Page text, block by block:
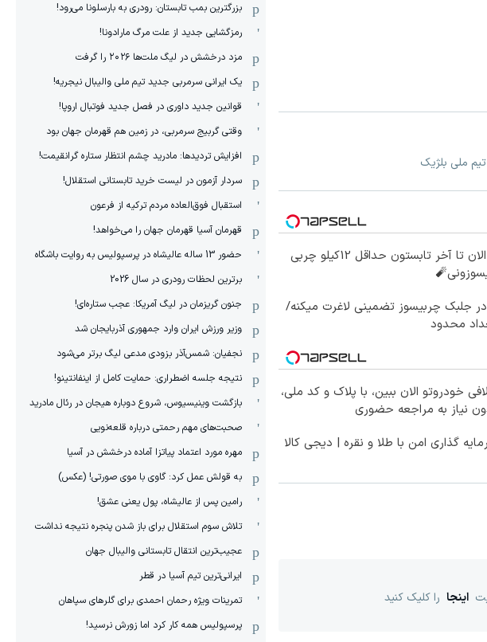
ملی بلژیک
از الان تا آخر تابستون حداقل 12کیلو چربی
جلبک چربیسوز تضمینی لاغرت میکنه/
محدود
خودروتو الان ببین، با پلاک و کد ملی،
نیاز به مراجعه حضوری
گذاری امن با طلا و نقره | دیجی کالا
اینجا را کلیک کنید
بزرگترین بمب تابستان: رودری به بارسلونا می‌رود!
رمزگشایی جدید از علت مرگ مارادونا!
مزد درخشش در لیگ ملت‌ها ٢٠٢۶ را گرفت
یک ایرانی سرمربی جدید تیم ملی والیبال نیجریه!
قوانین جدید داوری در فصل جدید فوتبال اروپا!
وقتی گربیج سرمربی، در زمین هم قهرمان جهان بود
افزایش تردیدها: مادرید چشم انتظار ستاره گرانقیمت!
سردار آزمون در لیست خرید تابستانی استقلال!
استقبال فوق‌‌العاده مردم ترکیه از فرعون
قهرمان آسیا قهرمان جهان را می‌خواهد!
حضور 13 ساله عالیشاه در پرسپولیس به روایت باشگاه
برترین لحظات رودری در سال 2026
جنون گریزمان در لیگ آمریکا: عجب ستاره‌ای!
وزیر ورزش ایران وارد جمهوری آذربایجان شد
نجفیان: شمس‌آذر بزودی مدعی لیگ برتر می‌شود
نتیجه جلسه اضطراری: حمایت کامل از اینفانتینو!
بازگشت وینیسیوس، شروع دوباره هیجان در رئال مادرید
صحبت‌های مهم رحمتی درباره قلعه‌نویی
مهره مورد اعتماد پیاتزا آماده درخشش در آسیا
به قولش عمل کرد: گاوی با موی صورتی! (عکس)
رامین پس از عالیشاه، پول یعنی عشق!
تلاش سوم استقلال برای باز شدن پنجره نتیجه نداشت
عجیب‌ترین انتقال تابستانی والیبال جهان
ایرانی‌ترین تیم آسیا در قطر
تمرینات ویژه رحمان احمدی برای گلرهای سپاهان
پرسپولیس همه کار کرد اما زورش نرسید!